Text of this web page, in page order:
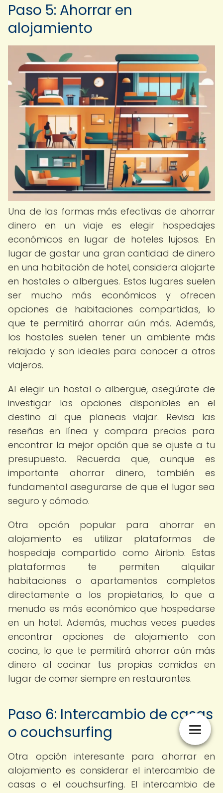
Paso 5: Ahorrar en
alojamiento
Una de las formas más efectivas de ahorrar
dinero en un viaje es elegir hospedajes
económicos en lugar de hoteles lujosos. En
lugar de gastar una gran cantidad de dinero
en una habitación de hotel, considera alojarte
en hostales o albergues. Estos lugares suelen
ser mucho más económicos y ofrecen
opciones de habitaciones compartidas, lo
que te permitirá ahorrar aún más. Además,
los hostales suelen tener un ambiente más
relajado y son ideales para conocer a otros
viajeros.
Al elegir un hostal o albergue, asegúrate de
investigar las opciones disponibles en el
destino al que planeas viajar. Revisa las
reseñas en línea y compara precios para
encontrar la mejor opción que se ajuste a tu
presupuesto. Recuerda que, aunque es
importante ahorrar dinero, también es
fundamental asegurarse de que el lugar sea
seguro y cómodo.
Otra opción popular para ahorrar en
alojamiento es utilizar plataformas de
hospedaje compartido como Airbnb. Estas
plataformas te permiten alquilar
habitaciones o apartamentos completos
directamente a los propietarios, lo que a
menudo es más económico que hospedarse
en un hotel. Además, muchas veces puedes
encontrar opciones de alojamiento con
cocina, lo que te permitirá ahorrar aún más
dinero al cocinar tus propias comidas en
lugar de comer siempre en restaurantes.
Paso 6: Intercambio de casas
o couchsurfing
Otra opción interesante para ahorrar en
alojamiento es considerar el intercambio de
casas o el couchsurfing. El intercambio de